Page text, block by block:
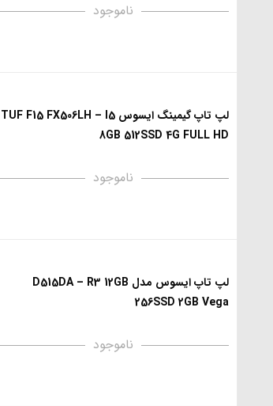
ناموجود
لپ تاپ گیمینگ ایسوس TUF F15 FX506LH – I5
8GB 512SSD 4G FULL HD
ناموجود
لپ تاپ ایسوس مدل D515DA – R3 12GB
256SSD 2GB Vega
ناموجود